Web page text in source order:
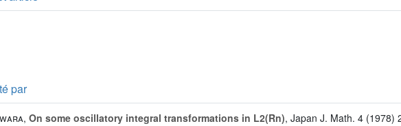
par
, On some oscillatory integral transformations in L2(Rn), Japan J. Math. 4 (1978)